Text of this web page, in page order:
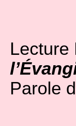
Lecture
Parole